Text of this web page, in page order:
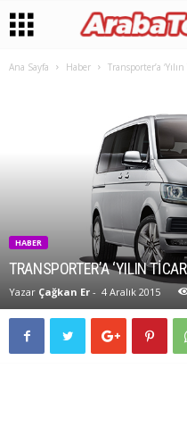
Ana Sayfa Haber Transporter’a
HABER
TRANSPORTER’A ‘YILIN
Yazar Çağkan Er - 4 Aralık 2015